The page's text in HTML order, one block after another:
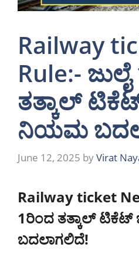
Railway
Rule:-
ತತ್ಕಾಲ್
ನಿಯಮ
June 12, 2025 byVirat
Railway ticket
1ರಿಂದ ತತ್ಕಾಲ್
ಬದಲಾಗಲಿದೆ!